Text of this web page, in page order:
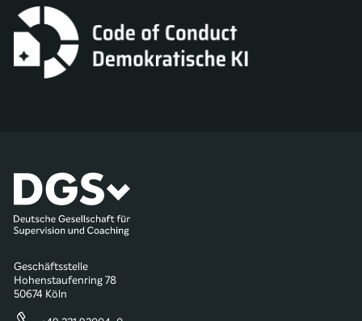
Geschäftsstelle
Hohenstaufenring 78
50674 Köln